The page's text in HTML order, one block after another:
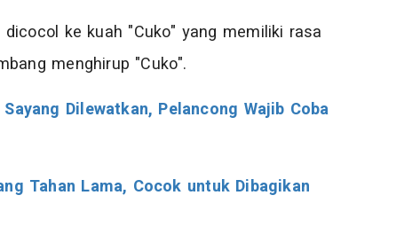
ke kuah "Cuko" yang memiliki rasa
menghirup "Cuko".
Dilewatkan, Pelancong Wajib Coba
Tahan Lama, Cocok untuk Dibagikan